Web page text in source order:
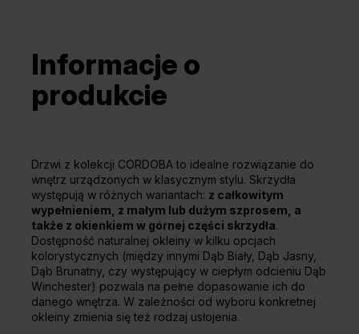
Informacje o
produkcie
Drzwi z kolekcji CORDOBA to idealne rozwiązanie do
wnętrz urządzonych w klasycznym stylu. Skrzydła
występują w różnych wariantach: z całkowitym
wypełnieniem, z małym lub dużym szprosem, a
także z okienkiem w górnej części skrzydła.
Dostępność naturalnej okleiny w kilku opcjach
kolorystycznych (między innymi Dąb Biały, Dąb Jasny,
Dąb Brunatny, czy występujący w ciepłym odcieniu Dąb
Winchester) pozwala na pełne dopasowanie ich do
danego wnętrza. W zależności od wyboru konkretnej
okleiny zmienia się też rodzaj usłojenia.